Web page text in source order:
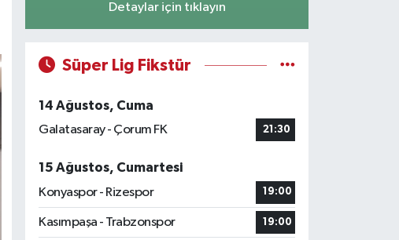
Detaylar için tıklayın
Süper Lig Fikstür
14 Ağustos, Cuma
Galatasaray - Çorum FK
21:30
15 Ağustos, Cumartesi
Konyaspor - Rizespor
19:00
Kasımpaşa - Trabzonspor 19:00